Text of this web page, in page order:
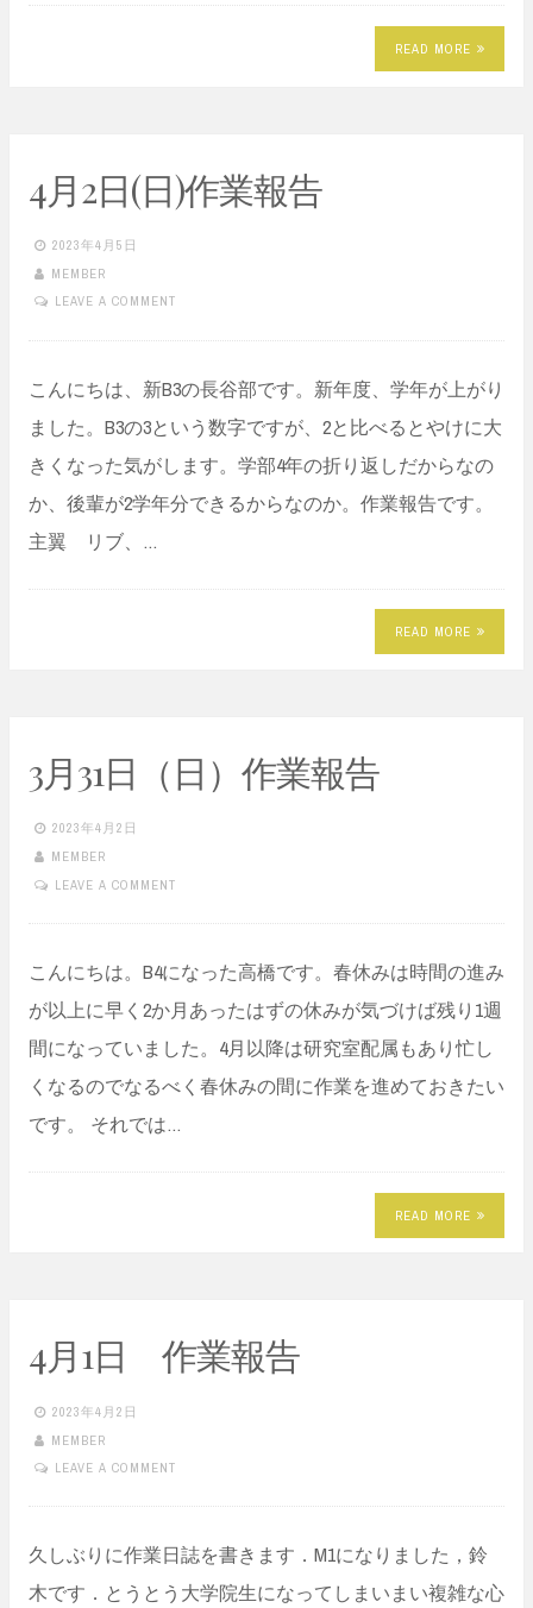
READ MORE
4月2日(日)作業報告
2023年4月5日
MEMBER
LEAVE A COMMENT
こんにちは、新B3の長谷部です。新年度、学年が上がり
ました。B3の3という数字ですが、2と比べるとやけに大
きくなった気がします。学部4年の折り返しだからなの
か、後輩が2学年分できるからなのか。作業報告です。
主翼 リブ、…
READ MORE
3月31日（日）作業報告
2023年4月2日
MEMBER
LEAVE A COMMENT
こんにちは。B4になった高橋です。春休みは時間の進み
が以上に早く2か月あったはずの休みが気づけば残り1週
間になっていました。4月以降は研究室配属もあり忙し
くなるのでなるべく春休みの間に作業を進めておきたい
です。 それでは…
READ MORE
4月1日 作業報告
2023年4月2日
MEMBER
LEAVE A COMMENT
久しぶりに作業日誌を書きます．M1になりました，鈴
木です．とうとう大学院生になってしまいまい複雑な心